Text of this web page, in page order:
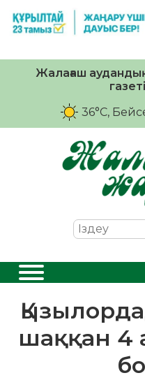
Жалағаш
36°C,
шаққан 4